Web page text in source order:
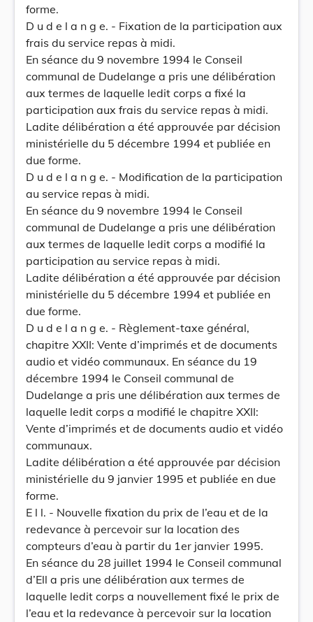
forme.
D u d e l a n g e. - Fixation de la participation aux
frais du service repas à midi.
En séance du 9 novembre 1994 le Conseil
communal de Dudelange a pris une délibération
aux termes de laquelle ledit corps a fixé la
participation aux frais du service repas à midi.
Ladite délibération a été approuvée par décision
ministérielle du 5 décembre 1994 et publiée en
due forme.
D u d e l a n g e. - Modification de la participation
au service repas à midi.
En séance du 9 novembre 1994 le Conseil
communal de Dudelange a pris une délibération
aux termes de laquelle ledit corps a modifié la
participation au service repas à midi.
Ladite délibération a été approuvée par décision
ministérielle du 5 décembre 1994 et publiée en
due forme.
D u d e l a n g e. - Règlement-taxe général,
chapitre XXII: Vente d’imprimés et de documents
audio et vidéo communaux. En séance du 19
décembre 1994 le Conseil communal de
Dudelange a pris une délibération aux termes de
laquelle ledit corps a modifié le chapitre XXII:
Vente d’imprimés et de documents audio et vidéo
communaux.
Ladite délibération a été approuvée par décision
ministérielle du 9 janvier 1995 et publiée en due
forme.
E l l. - Nouvelle fixation du prix de l’eau et de la
redevance à percevoir sur la location des
compteurs d’eau à partir du 1er janvier 1995.
En séance du 28 juillet 1994 le Conseil communal
d’Ell a pris une délibération aux termes de
laquelle ledit corps a nouvellement fixé le prix de
l’eau et la redevance à percevoir sur la location